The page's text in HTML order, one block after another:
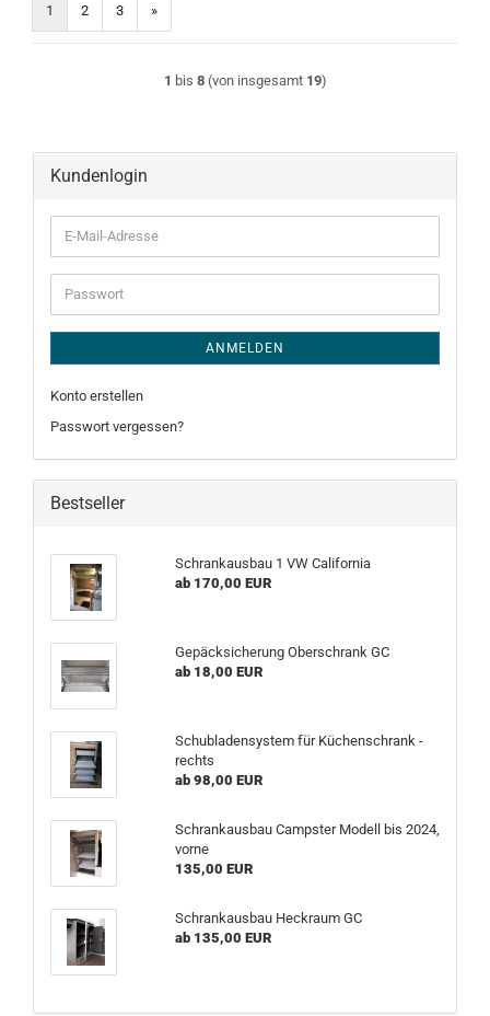
1 2 3 »
1 bis 8(von insgesamt 19)
Kundenlogin
E-
Mail-
Adresse
Passwort
ANMELDEN
Konto erstellen
Passwort vergessen?
Bestseller
Schrankausbau 1 VW California
ab 170,00 EUR
Gepäcksicherung Oberschrank GC
ab 18,00 EUR
Schubladensystem für Küchenschrank -
rechts
ab 98,00 EUR
Schrankausbau Campster Modell bis 2024,
vorne
135,00 EUR
Schrankausbau Heckraum GC
ab 135,00 EUR